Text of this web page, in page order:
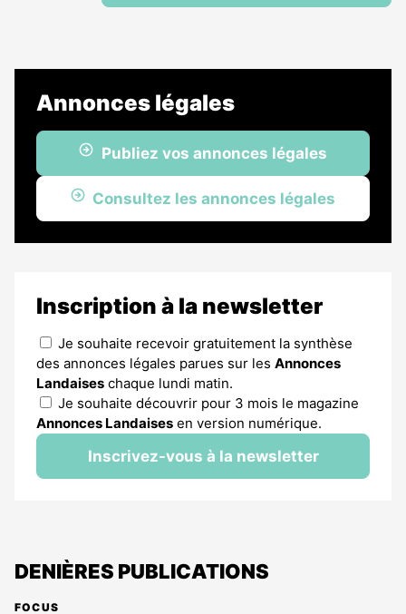
Annonces légales
Publiez vos annonces légales
Consultez les annonces légales
Inscription à la newsletter
Je souhaite recevoir gratuitement la synthèse
des annonces légales parues sur les Annonces
Landaises chaque lundi matin.
Je souhaite découvrir pour 3 mois le magazine
Annonces Landaises en version numérique.
Inscrivez-vous à la newsletter
DENIÈRES PUBLICATIONS
FOCUS